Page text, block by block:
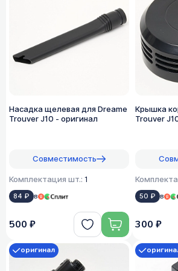
Насадка щелевая для Dreame
Trouver J10 - оригинал
Совместимость
Комплектация шт.: 1
84 ₽ в
500 ₽
Крышка
Trouver
50 ₽ в
300 ₽
оригинал